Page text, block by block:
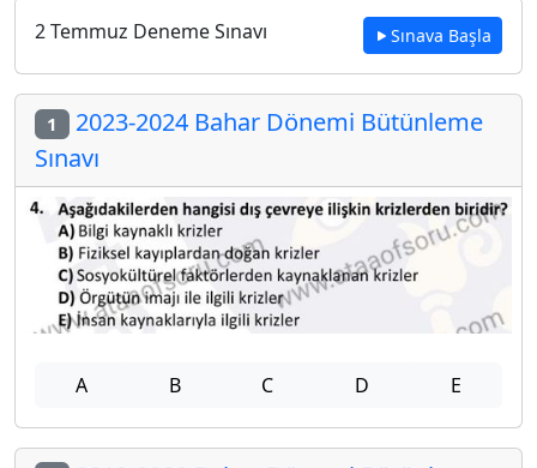
2 Temmuz Deneme Sınavı Sınava Başla
1 2023-2024 Bahar Dönemi Bütünleme
Sınavı
A B C D E